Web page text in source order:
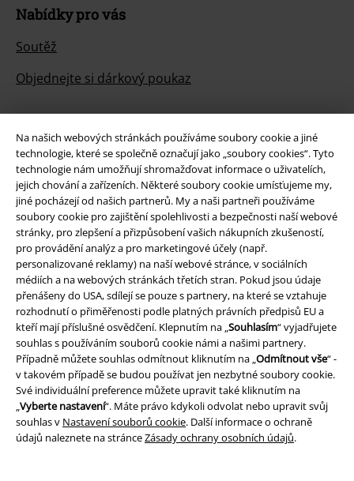
Na našich webových stránkách používáme soubory cookie a jiné
technologie, které se společně označují jako „soubory cookies“. Tyto
technologie nám umožňují shromažďovat informace o uživatelích,
jejich chování a zařízeních. Některé soubory cookie umísťujeme my,
jiné pocházejí od našich partnerů. My a naši partneři používáme
soubory cookie pro zajištění spolehlivosti a bezpečnosti naší webové
stránky, pro zlepšení a přizpůsobení vašich nákupních zkušeností,
pro provádění analýz a pro marketingové účely (např.
personalizované reklamy) na naší webové stránce, v sociálních
médiích a na webových stránkách třetích stran. Pokud jsou údaje
přenášeny do USA, sdílejí se pouze s partnery, na které se vztahuje
rozhodnutí o přiměřenosti podle platných právních předpisů EU a
kteří mají příslušné osvědčení. Klepnutím na „Souhlasím“ vyjadřujete
souhlas s používáním souborů cookie námi a našimi partnery.
Případně můžete souhlas odmítnout kliknutím na „Odmítnout vše“ -
v takovém případě se budou používat jen nezbytné soubory cookie.
Své individuální preference můžete upravit také kliknutím na
„Vyberte nastavení“. Máte právo kdykoli odvolat nebo upravit svůj
souhlas v Nastavení souborů cookie. Další informace o ochraně
údajů naleznete na stránceZásady ochrany osobních údajů.
Nabídky pro vás
Soutěž
Objednejte si dárkový poukaz
O EMP
Udržitelnost
Staňte se součástí komunity!